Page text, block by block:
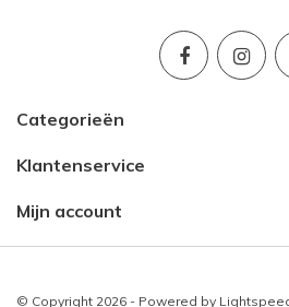
Categorieën
Klantenservice
Mijn account
© Copyright 2026 - Powered by